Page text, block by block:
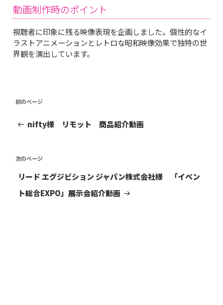
動画制作時のポイント
視聴者に印象に残る映像表現を企画しました。個性的なイ
ラストアニメーションとレトロな昭和映像効果で独特の世
界観を演出しています。
投
ナ
ー
シ
ョ
前
投
前
nifty様 リモット 商品紹介動画
次
投
稿
次
リード エグジビション ジャパン株式会社様 「イベン
ト総合EXPO」展示会紹介動画